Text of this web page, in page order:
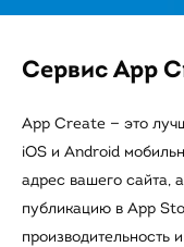
Сервис App
App Create — это
iOS и Android
адрес вашего сайта,
публикацию в App
производительность